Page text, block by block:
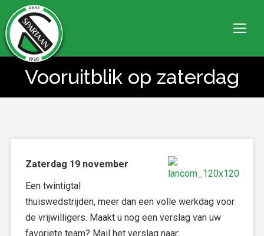
Vooruitblik op zaterdag
Je bent hier:
Zaterdag 19 november
Een twintigtal
thuiswedstrijden, meer dan een volle werkdag voor
de vrijwilligers. Maakt u nog een verslag van uw
favoriete team? Mail het verslag naar: